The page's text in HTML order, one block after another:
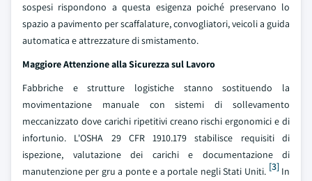
sospesi rispondono a questa esigenza poiché preservano lo
spazio a pavimento per scaffalature, convogliatori, veicoli a guida
automatica e attrezzature di smistamento.
Maggiore Attenzione alla Sicurezza sul Lavoro
Fabbriche e strutture logistiche stanno sostituendo la
movimentazione manuale con sistemi di sollevamento
meccanizzato dove carichi ripetitivi creano rischi ergonomici e di
infortunio. L'OSHA 29 CFR 1910.179 stabilisce requisiti di
ispezione, valutazione dei carichi e documentazione di
manutenzione per gru a ponte e a portale negli Stati Uniti. [3]In